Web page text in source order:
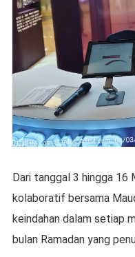
Dari tanggal 3 hingga 16
kolaboratif bersama
keindahan dalam setiap
bulan Ramadan yang